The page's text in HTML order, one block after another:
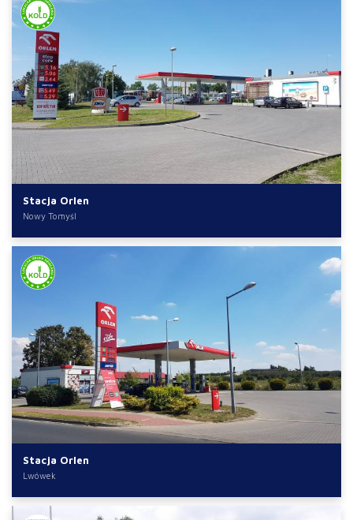
Stacja Orlen
Nowy Tomyśl
Stacja Orlen
Lwówek